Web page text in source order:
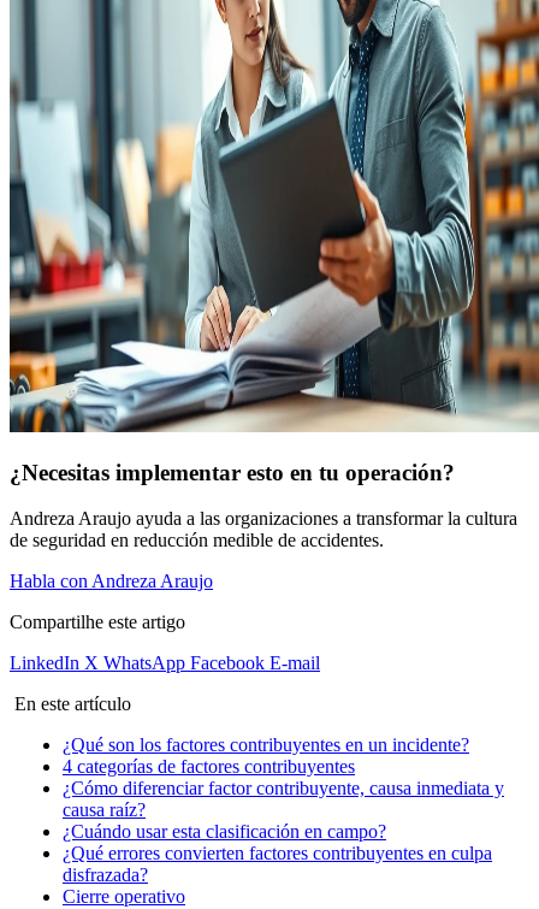
¿Necesitas implementar esto en tu operación?
Andreza Araujo ayuda a las organizaciones a transformar la cultura
de seguridad en reducción medible de accidentes.
Habla con Andreza Araujo
Compartilhe este artigo
LinkedIn X WhatsApp Facebook E-mail
En este artículo
¿Qué son los factores contribuyentes en un incidente?
4 categorías de factores contribuyentes
¿Cómo diferenciar factor contribuyente, causa inmediata y
causa raíz?
¿Cuándo usar esta clasificación en campo?
¿Qué errores convierten factores contribuyentes en culpa
disfrazada?
Cierre operativo